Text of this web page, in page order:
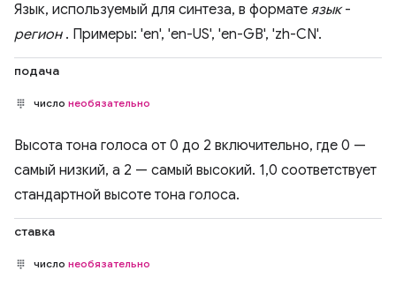
Язык, используемый для синтеза, в формате язык-
регион. Примеры: 'en', 'en-US', 'en-GB', 'zh-CN'.
подача
число необязательно
Высота тона голоса от 0 до 2 включительно, где 0 —
самый низкий, а 2 — самый высокий. 1,0 соответствует
стандартной высоте тона голоса.
ставка
число необязательно